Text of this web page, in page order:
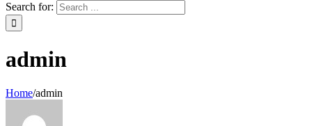
Search for:
admin
Home/admin